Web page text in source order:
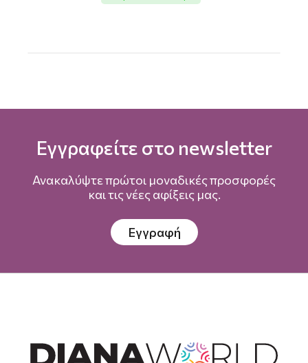
Εγγραφείτε στο newsletter
Ανακαλύψτε πρώτοι μοναδικές προσφορές
και τις νέες αφίξεις μας.
Εγγραφή